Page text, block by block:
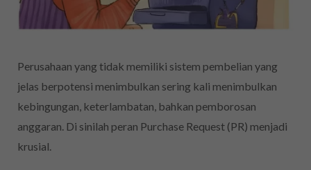
Perusahaan yang tidak memiliki sistem pembelian yang
jelas berpotensi menimbulkan sering kali menimbulkan
kebingungan, keterlambatan, bahkan pemborosan
anggaran. Di sinilah peran Purchase Request (PR) menjadi
krusial.